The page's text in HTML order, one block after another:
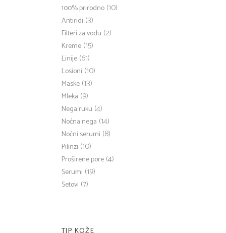
100% prirodno (10)
Antiridi (3)
Filteri za vodu (2)
Kreme (15)
Linije (61)
Losioni (10)
Maske (13)
Mleka (9)
Nega ruku (4)
Noćna nega (14)
Noćni serumi (8)
Pilinzi (10)
Proširene pore (4)
Serumi (19)
Setovi (7)